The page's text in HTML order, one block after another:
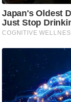
N
e
w
ला
इ
फ
स्टा